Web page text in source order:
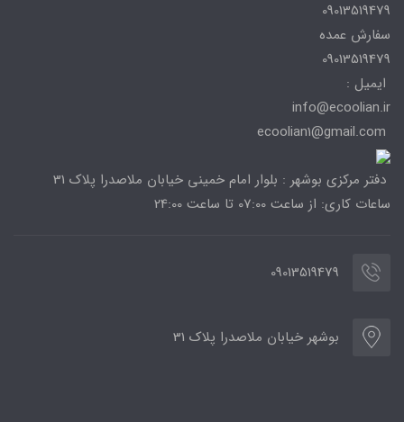
09013519479
سفارش عمده
09013519479
ایمیل :
info@ecoolian.ir
دفتر مرکزی بوشهر : بلوار امام خمینی خیابان ملاصدرا پلاک 31
ساعات کاری: از ساعت 07:00 تا ساعت 24:00
09013519479
بوشهر خیابان ملاصدرا پلاک 31